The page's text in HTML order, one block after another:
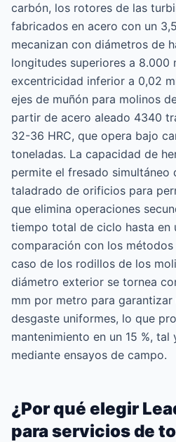
carbón, los rotores de las
fabricados en acero con un
mecanizan con diámetros de
longitudes superiores a 8.000
excentricidad inferior a 0,02
ejes de muñón para molinos
partir de acero aleado 4340
32-36 HRC, que opera bajo
toneladas. La capacidad de
permite el fresado simultáneo
taladrado de orificios para
que elimina operaciones
tiempo total de ciclo hasta en
comparación con los métodos
caso de los rodillos de los
diámetro exterior se tornea
mm por metro para
desgaste uniformes, lo que
mantenimiento en un 15 %,
mediante ensayos de campo.
¿Por qué elegir
para servicios de